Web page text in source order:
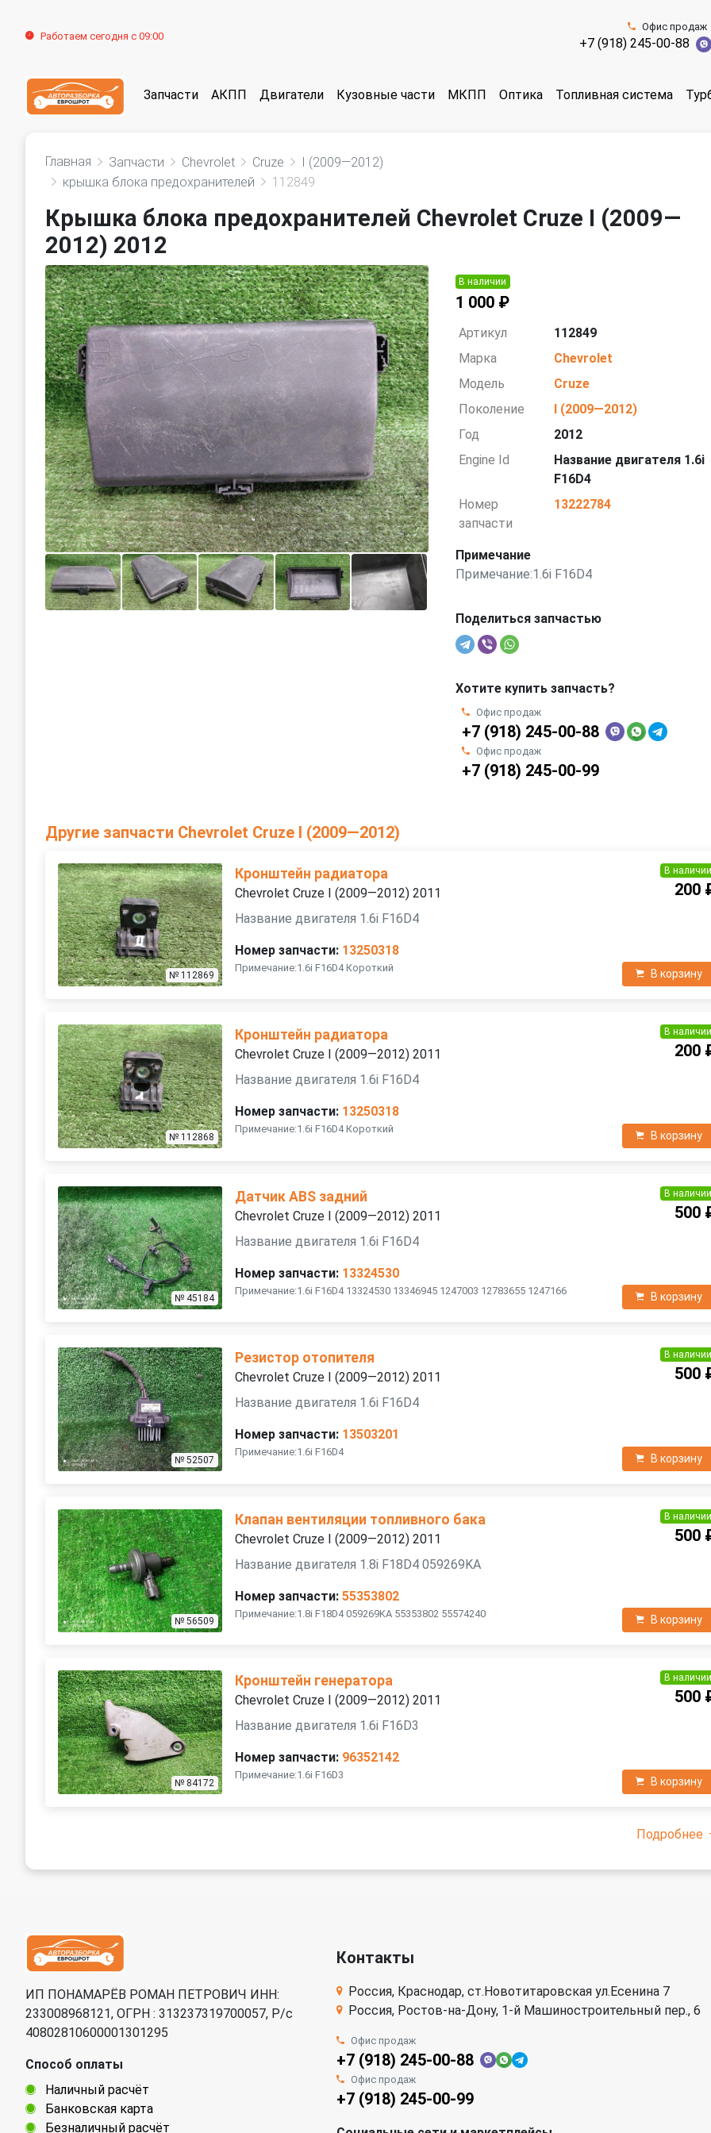
Работаем сегодня с 09:00
Офис продаж
+7 (918) 245-00-88
Запчасти АКПП Двигатели Кузовные части МКПП Оптика Топливная система
Главная Запчасти Chevrolet Cruze
I (2009—2012)
крышка блока предохранителей
112849
Крышка блока предохранителей Chevrolet Cruze I (2009—
2012) 2012
В наличии
1 000 ₽
Артикул
112849
Марка
Chevrolet
Модель
Cruze
Поколение
I (2009—2012)
Год
2012
Engine Id
Название двигателя 1.6i
F16D4
Номер
запчасти
13222784
Примечание
Примечание:1.6i F16D4
Поделиться запчастью
Хотите купить запчасть?
Офис продаж
+7 (918) 245-00-88
Офис продаж
+7 (918) 245-00-99
Другие запчасти Chevrolet Cruze I (2009—2012)
№ 112869
Кронштейн радиатора
Chevrolet Cruze I (2009—2012) 2011
Название двигателя 1.6i F16D4
Номер запчасти: 13250318
Примечание:1.6i F16D4 Короткий
В наличии
200
В корзину
№ 112868
Кронштейн радиатора
Chevrolet Cruze I (2009—2012) 2011
Название двигателя 1.6i F16D4
Номер запчасти: 13250318
Примечание:1.6i F16D4 Короткий
В наличии
200
В корзину
№ 45184
Датчик ABS задний
Chevrolet Cruze I (2009—2012) 2011
Название двигателя 1.6i F16D4
Номер запчасти: 13324530
Примечание:1.6i F16D4 13324530 13346945 1247003 12783655 1247166
В наличии
500
В корзину
№ 52507
Резистор отопителя
Chevrolet Cruze I (2009—2012) 2011
Название двигателя 1.6i F16D4
Номер запчасти: 13503201
Примечание:1.6i F16D4
В наличии
500
В корзину
№ 56509
Клапан вентиляции топливного бака
Chevrolet Cruze I (2009—2012) 2011
Название двигателя 1.8i F18D4 059269KA
Номер запчасти: 55353802
Примечание:1.8i F18D4 059269KA 55353802 55574240
В наличии
500
В корзину
№ 84172
Кронштейн генератора
Chevrolet Cruze I (2009—2012) 2011
Название двигателя 1.6i F16D3
Номер запчасти: 96352142
Примечание:1.6i F16D3
В наличии
500
В корзину
Подробнее
ИП ПОНАМАРЁВ РОМАН ПЕТРОВИЧ ИНН:
233008968121, ОГРН : 313237319700057, Р/c
40802810600001301295
Способ оплаты
Наличный расчёт
Банковская карта
Безналичный расчёт
Контакты
Россия, Краснодар, ст.Новотитаровская ул.Есенина 7
Россия, Ростов-на-Дону, 1-й Машиностроительный пер., 6
Офис продаж
+7 (918) 245-00-88
Офис продаж
+7 (918) 245-00-99